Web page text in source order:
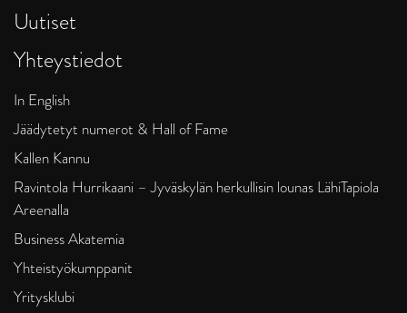
Uutiset
Yhteystiedot
In English
Jäädytetyt numerot & Hall of Fame
Kallen Kannu
Ravintola Hurrikaani – Jyväskylän herkullisin lounas LähiTapiola
Areenalla
Business Akatemia
Yhteistyökumppanit
Yritysklubi